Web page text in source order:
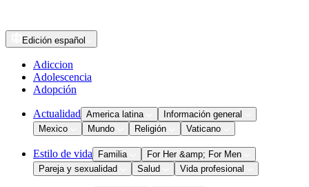
Edición español
Adiccion
Adolescencia
Adopción
Actualidad America latina
Información general
Mexico
Mundo Religión Vaticano
Estilo de vida Familia
For Her &amp; For Men
Pareja y sexualidad
Salud Vida profesional